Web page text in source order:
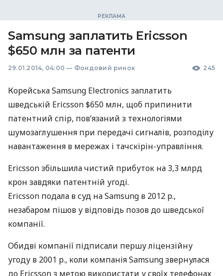
Samsung заплатить Ericsson
$650 млн за патенти
29.01.2014, 04:00 — Фондовий ринок 245
Корейська Samsung Electronics заплатить
шведській Ericsson $650 млн, щоб припинити
патентний спір, пов’язаний з технологіями
шумозаглушення при передачі сигналів, розподілу
навантаження в мережах і тачскірін-управління.
Ericsson збільшила чистий прибуток на 3,3 млрд
крон завдяки патентній угоді.
Ericsson подала в суд на Samsung в 2012 р.,
незабаром пішов у відповідь позов до шведської
компанії.
Обидві компанії підписали першу ліцензійну
угоду в 2001 р., коли компанія Samsung звернулася
до Ericsson з метою використати у своїх телефонах